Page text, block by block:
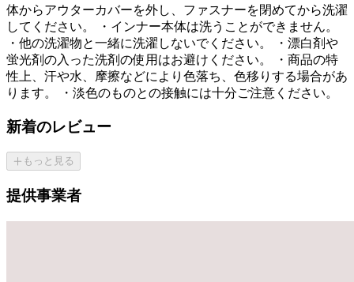
体からアウターカバーを外し、ファスナーを閉めてから洗濯
してください。 ・インナー本体は洗うことができません。
・他の洗濯物と一緒に洗濯しないでください。 ・漂白剤や
蛍光剤の入った洗剤の使用はお避けください。 ・商品の特
性上、汗や水、摩擦などにより色落ち、色移りする場合があ
ります。 ・淡色のものとの接触には十分ご注意ください。
新着のレビュー
もっと見る
提供事業者